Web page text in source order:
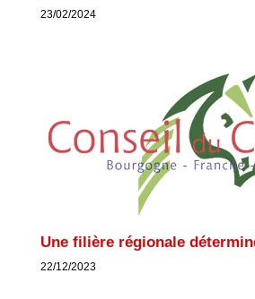
23/02/2024
Une filière régionale
22/12/2023